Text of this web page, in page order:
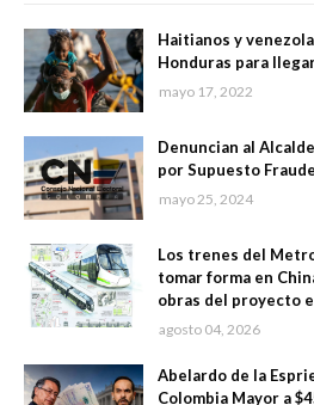
Haitianos y
Honduras para llegar
mayo 17, 2022
Denuncian al
por Supuesto
mayo 25, 2024
Los trenes del
tomar forma en
obras del proyecto
agosto 04, 2026
Abelardo de la
Colombia Mayor a